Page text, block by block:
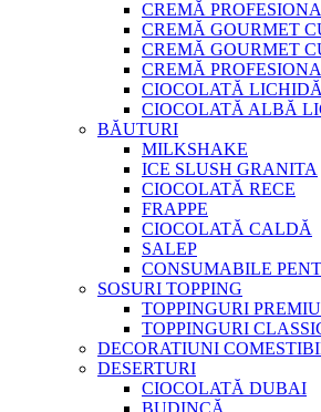
CREMĂ
CREMĂ GOURMET
CREMĂ GOURMET
CREMĂ
CIOCOLATĂ
CIOCOLATĂ ALBĂ
BĂUTURI
MILKSHAKE
ICE SLUSH GRANITA
CIOCOLATĂ RECE
FRAPPE
CIOCOLATĂ CALDĂ
SALEP
CONSUMABILE
SOSURI TOPPING
TOPPINGURI
TOPPINGURI
DECORATIUNI
DESERTURI
CIOCOLATĂ DUBAI
BUDINCĂ